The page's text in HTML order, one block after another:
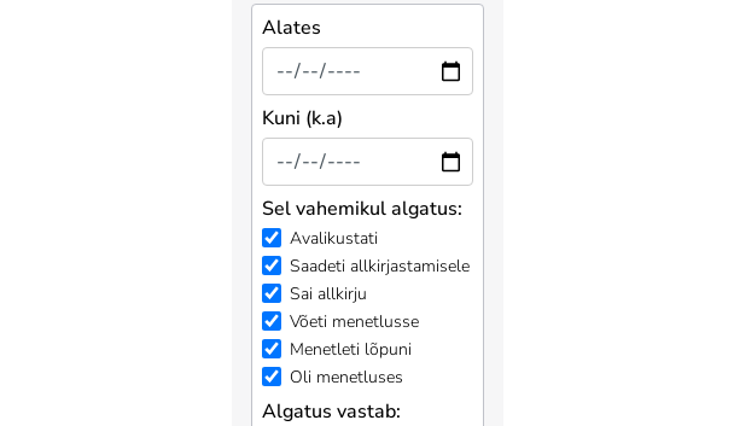
Alates
Kuni (k.a)
Sel vahemikul algatus:
Avalikustati
Saadeti allkirjastamisele
Sai allkirju
Võeti menetlusse
Menetleti lõpuni
Oli menetluses
Algatus vastab: